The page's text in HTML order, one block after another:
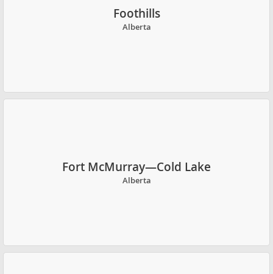
Foothills
Alberta
Fort McMurray—Cold Lake
Alberta